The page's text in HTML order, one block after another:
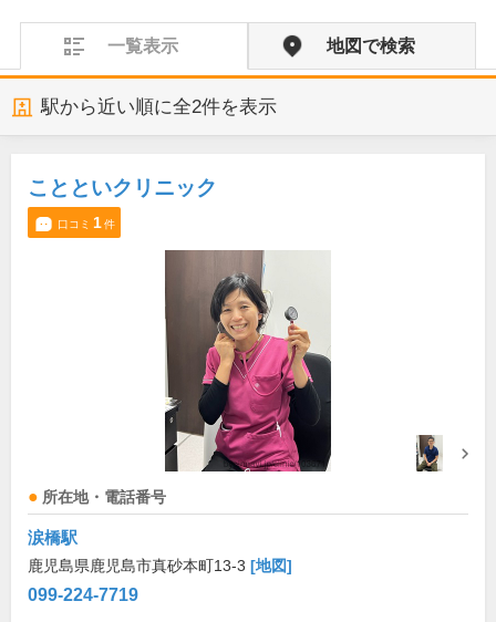
一覧表示 地図で検索
駅から近い順に全2件を表示
ことといクリニック
口コミ 1件
所在地・電話番号
涙橋駅
鹿児島県鹿児島市真砂本町13-3 [地図]
099-224-7719